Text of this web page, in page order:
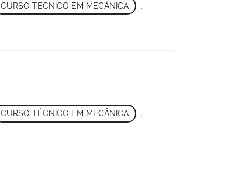
CURSO TÉCNICO EM MECÂNICA
CURSO TÉCNICO EM MECÂNICA ,